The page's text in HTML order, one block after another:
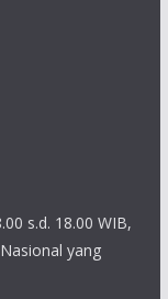
s.d. 18.00 WIB,
yang